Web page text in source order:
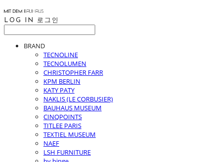
LOG IN 로그인
BRAND
TECNOLINE
TECNOLUMEN
CHRISTOPHER FARR
KPM BERLIN
KATY PATY
NAKLIS (LE CORBUSIER)
BAUHAUS MUSEUM
CINQPOINTS
TITLEE PARIS
TEXTIEL MUSEUM
NAEF
LSH FURNITURE